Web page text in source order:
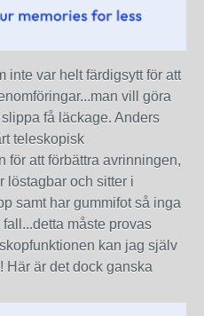
inte var helt färdigsytt för att
vill göra
få läckage. Anders
teleskopisk
för att förbättra avrinningen,
löstagbar och sitter i
samt har gummifot så inga
måste provas
kan jag själv
Här är det dock ganska